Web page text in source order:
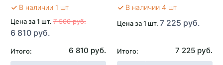
В наличии 1 шт
Цена за 1 шт. 7 500 руб.
6 810 руб.
Итого: 6 810 руб.
В наличии 4 шт
Цена за 1 шт. 7 225 руб.
Итого: 7 225 руб.